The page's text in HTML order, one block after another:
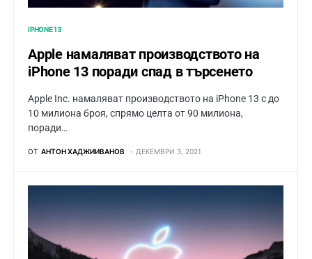
IPHONE 13
Apple намаляват производството на
iPhone 13 поради спад в търсенето
Apple Inc. намаляват производството на iPhone 13 с до
10 милиона броя, спрямо целта от 90 милиона,
поради…
ОТ АНТОН ХАДЖИИВАНОВ ДЕКЕМВРИ 3, 2021